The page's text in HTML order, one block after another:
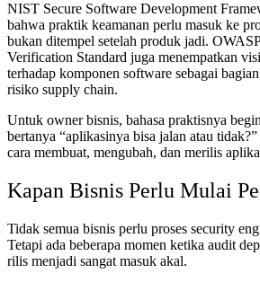
NIST Secure Software Development
bahwa praktik keamanan perlu masuk ke
bukan ditempel setelah produk jadi.
Verification Standard juga menempatkan
terhadap komponen software sebagai
risiko supply chain.
Untuk owner bisnis, bahasa praktisnya
bertanya “aplikasinya bisa jalan atau
cara membuat, mengubah, dan merilis
Kapan Bisnis Perlu Mulai
Tidak semua bisnis perlu proses security
Tetapi ada beberapa momen ketika audit
rilis menjadi sangat masuk akal.